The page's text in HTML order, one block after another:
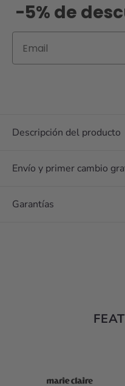
-5% de
Descripción del producto
Envío y primer cambio
Garantías